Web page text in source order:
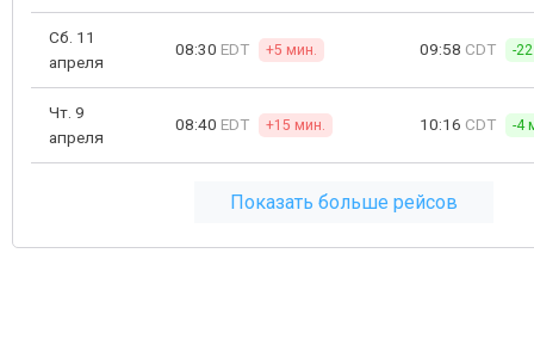
Сб. 11
апреля
08:30 EDT +5 мин. 09:58 CDT -
Чт. 9
апреля
08:40 EDT +15 мин. 10:16 CDT -4
Показать больше рейсов